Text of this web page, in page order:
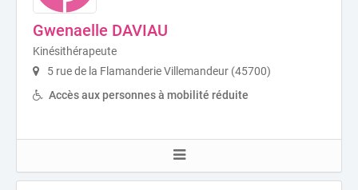
Gwenaelle DAVIAU
Kinésithérapeute
5 rue de la Flamanderie Villemandeur (45700)
Accès aux personnes à mobilité réduite